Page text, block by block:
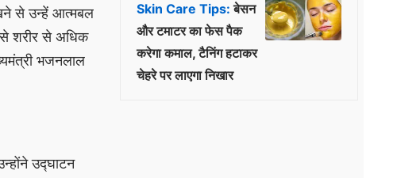
से उन्हें आत्मबल
से शरीर से अधिक
भजनलाल
उद्घाटन
Skin Care Tips: बेसन
और टमाटर का फेस पैक
करेगा कमाल, टैनिंग हटाकर
चेहरे पर लाएगा निखार